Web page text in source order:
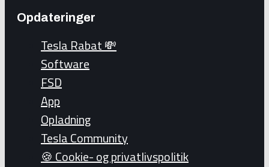
Opdateringer
Tesla Rabat 💸
Software
FSD
App
Opladning
Tesla Community
🍪 Cookie- og privatlivspolitik